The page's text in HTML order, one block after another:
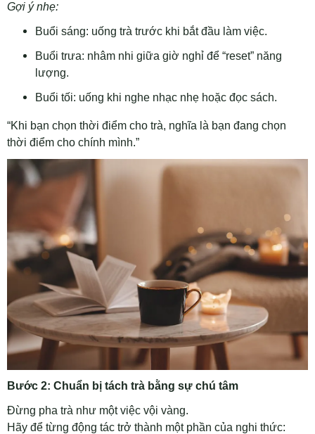
Gợi ý nhẹ:
Buổi sáng: uống trà trước khi bắt đầu làm việc.
Buổi trưa: nhâm nhi giữa giờ nghỉ để “reset” năng
lượng.
Buổi tối: uống khi nghe nhạc nhẹ hoặc đọc sách.
“Khi bạn chọn thời điểm cho trà, nghĩa là bạn đang chọn
thời điểm cho chính mình.”
Bước 2: Chuẩn bị tách trà bằng sự chú tâm
Đừng pha trà như một việc vội vàng.
Hãy để từng động tác trở thành một phần của nghi thức: